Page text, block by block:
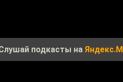
подкасты на